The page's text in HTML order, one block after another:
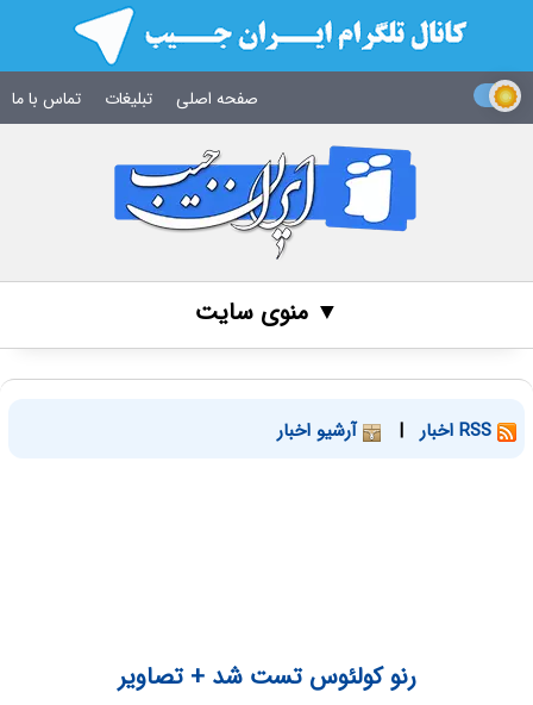
صفحه اصلی تبلیغات تماس با ما
▼ منوی سایت
| آرشیو اخبار
رنو کولئوس تست شد + تصاویر